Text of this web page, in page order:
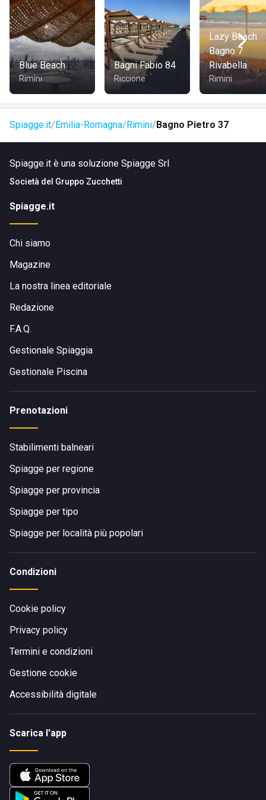
Blue Beach
Rimini
Bagni Fabio 84
Riccione
Lazy Beach
Bagno 7
Rivabella
Rimini
Spiagge.it Emilia-Romagna Rimini Bagno Pietro 37
Spiagge.it è una soluzione Spiagge Srl
Società del Gruppo Zucchetti
Spiagge.it
Chi siamo
Magazine
La nostra linea editoriale
Redazione
F.A.Q.
Gestionale Spiaggia
Gestionale Piscina
Prenotazioni
Stabilimenti balneari
Spiagge per regione
Spiagge per provincia
Spiagge per tipo
Spiagge per località più popolari
Condizioni
Cookie policy
Privacy policy
Termini e condizioni
Gestione cookie
Accessibilità digitale
Scarica l'app